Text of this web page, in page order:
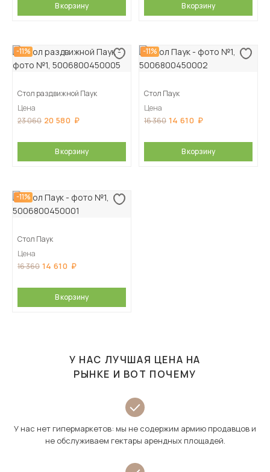
В корзину В корзину
-11%
Стол раздвижной Паук
Цена
23 060 20 580
В корзину
-11%
Стол Паук
Цена
16 360 14 610
В корзину
-11%
Стол Паук
Цена
16 360 14 610
В корзину
У НАС ЛУЧШАЯ ЦЕНА НА
РЫНКЕ И ВОТ ПОЧЕМУ
У нас нет гипермаркетов: мы не содержим армию продавцов и
не обслуживаем гектары арендных площадей.